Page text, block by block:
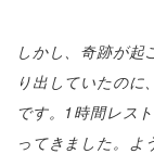
しかし、奇跡が起
り出していたの
です。1時間レス
ってきました。よ